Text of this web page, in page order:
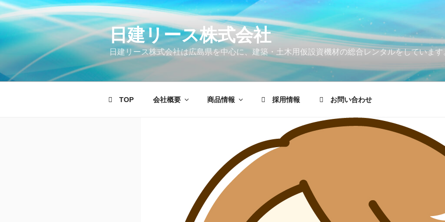
コ
ン
テ
ツ
ス
日建リース株式会社
日建リース株式会社は広島県を中心に、建築・土木用仮設資機材の総合レンタルをしています
TOP 会社概要 商品情報 採用情報 お問い合わせ